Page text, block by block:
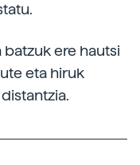
ere hautsi
eta hiruk